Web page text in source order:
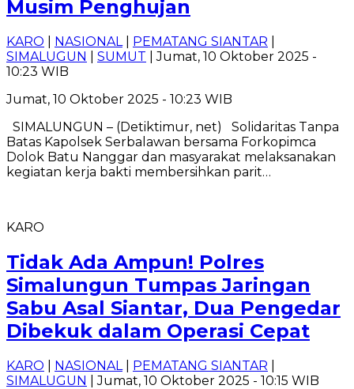
Musim Penghujan
KARO NASIONAL PEMATANG SIANTAR
SIMALUGUN
SUMUT | Jumat, 10 Oktober 2025 -
10:23 WIB
Jumat, 10 Oktober 2025 - 10:23 WIB
SIMALUNGUN – (Detiktimur, net) Solidaritas Tanpa
Batas Kapolsek Serbalawan bersama Forkopimca
Dolok Batu Nanggar dan masyarakat melaksanakan
kegiatan kerja bakti membersihkan parit…
KARO
Tidak Ada Ampun! Polres
Simalungun Tumpas Jaringan
Sabu Asal Siantar, Dua Pengedar
Dibekuk dalam Operasi Cepat
KARO NASIONAL PEMATANG SIANTAR
SIMALUGUN
| Jumat, 10 Oktober 2025 - 10:15 WIB